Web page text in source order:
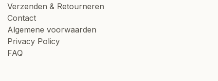
Verzenden & Retourneren
Contact
Algemene voorwaarden
Privacy Policy
FAQ